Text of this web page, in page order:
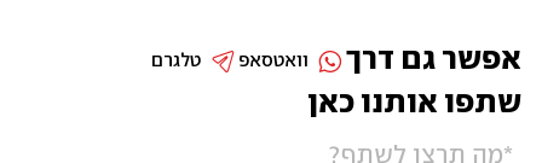
שתפו אותנו כאן
אפשר גם דרך טלגרם וואטסאפ